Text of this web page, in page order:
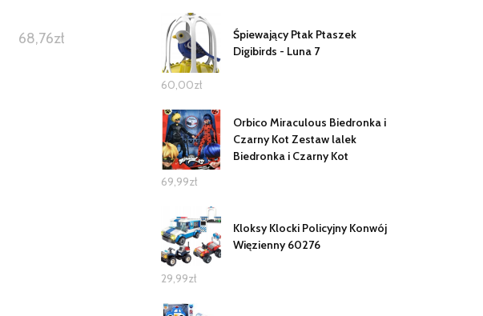
68,76zł
Śpiewający Ptak Ptaszek
Digibirds - Luna 7
60,00zł
Orbico Miraculous Biedronka i
Czarny Kot Zestaw lalek
Biedronka i Czarny Kot
69,99zł
Kloksy Klocki Policyjny Konwój
Więzienny 60276
29,99zł